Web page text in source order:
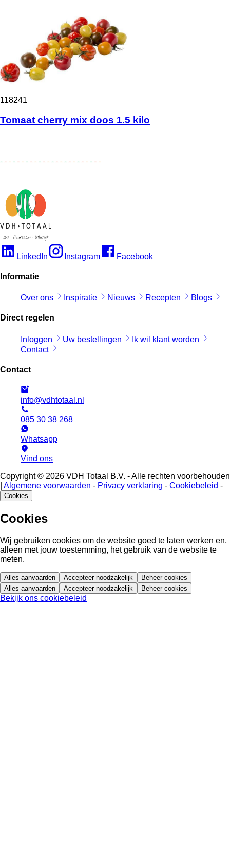
118241
Tomaat cherry mix doos 1.5 kilo
LinkedIn Instagram Facebook
Informatie
Over ons Inspiratie Nieuws Recepten Blogs
Direct regelen
Inloggen Uw bestellingen
Ik wil klant worden
Contact
Contact
info@vdhtotaal.nl
085 30 38 268
Whatsapp
Vind ons
Copyright © 2026 VDH Totaal B.V. - Alle rechten voorbehouden
Algemene voorwaarden - Privacy verklaring - Cookiebeleid -
Cookies
Cookies
Wij gebruiken cookies om de website goed te laten werken en,
alleen met jouw toestemming, het gebruik van de website te
meten.
Alles aanvaarden Accepteer noodzakelijk
Beheer cookies
Alles aanvaarden
Accepteer noodzakelijk Beheer cookies
Bekijk ons cookiebeleid